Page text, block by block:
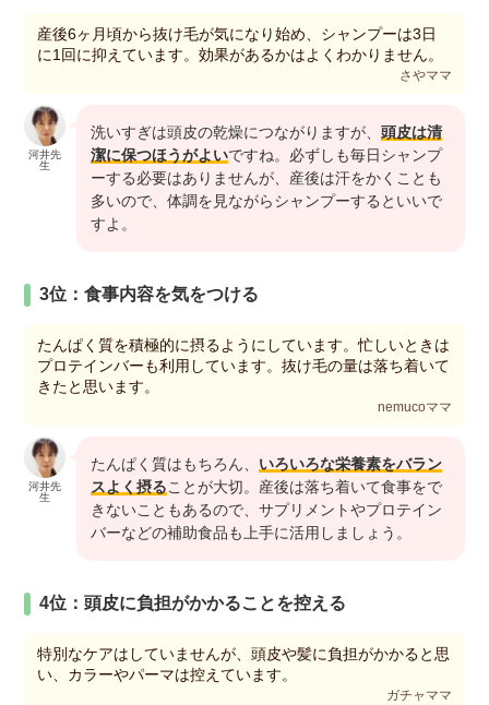
産後6ヶ月頃から抜け毛が気になり始め、シャンプーは3日
に1回に抑えています。効果があるかはよくわかりません。
さやママ
河井先
生
洗いすぎは頭皮の乾燥につながりますが、頭皮は清
潔に保つほうがよいですね。必ずしも毎日シャンプ
ーする必要はありませんが、産後は汗をかくことも
多いので、体調を見ながらシャンプーするといいで
すよ。
3位：食事内容を気をつける
たんぱく質を積極的に摂るようにしています。忙しいときは
プロテインバーも利用しています。抜け毛の量は落ち着いて
きたと思います。
nemucoママ
河井先
生
たんぱく質はもちろん、 いろいろな栄養素をバラン
スよく摂ることが大切。産後は落ち着いて食事をで
きないこともあるので、サプリメントやプロテイン
バーなどの補助食品も上手に活用しましょう。
4位：頭皮に負担がかかることを控える
特別なケアはしていませんが、頭皮や髪に負担がかかると思
い、カラーやパーマは控えています。
ガチャママ